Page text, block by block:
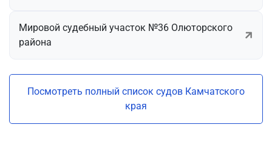
Мировой судебный участок №36 Олюторского
района
Посмотреть полный список судов Камчатского
края